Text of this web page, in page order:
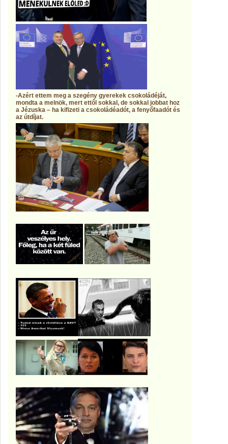
-Azért ettem meg a szegény gyerekek csokoládéját,
mondta a melnök, mert ettől sokkal, de sokkal jobbat hoz
a Jézuska – ha kifizeti a csokoládéadót, a fenyőfaadót és
az útdíjat.